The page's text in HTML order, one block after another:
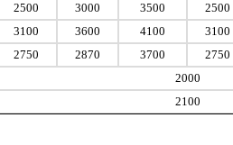
2500 3000 3500 2500
3100 3600 4100 3100
2750 2870 3700 2750
2000
2100